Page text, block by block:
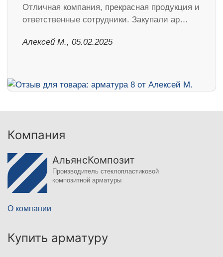
Отличная компания, прекрасная продукция и
ответственные сотрудники. Закупали ар…
Алексей М., 05.02.2025
Компания
АльянсКомпозит
Производитель стеклопластиковой
композитной арматуры
О компании
Купить арматуру